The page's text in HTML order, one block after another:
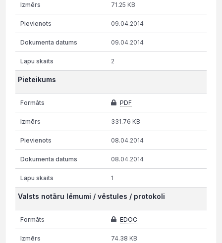
71.25 KB
09.04.2014
09.04.2014
2
Pieteikums
PDF
331.76 KB
08.04.2014
08.04.2014
1
Valsts notāru lēmumi / vēstules / protokoli
EDOC
74.38 KB